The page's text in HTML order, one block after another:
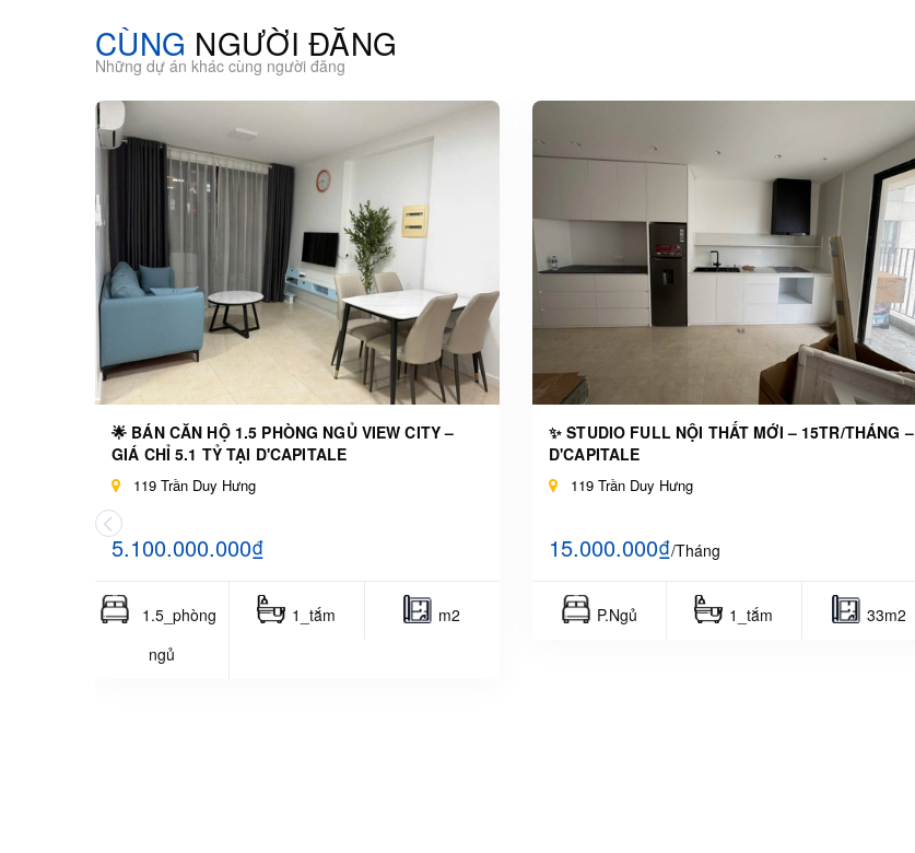
CÙNG NGƯỜI ĐĂNG
Những dự án khác cùng người đăng
🌟 BÁN CĂN HỘ 1.5 PHÒNG NGỦ VIEW CITY –
GIÁ CHỈ 5.1 TỶ TẠI D'CAPITALE
119 Trần Duy Hưng
5.100.000.000₫
1.5_phòng
ngủ
1_tắm m2
✨ STUDIO FULL NỘI THẤT MỚI – 15TR/THÁNG –
D'CAPITALE
119 Trần Duy Hưng
15.000.000₫/Tháng
P.Ngủ 1_tắm
33m2